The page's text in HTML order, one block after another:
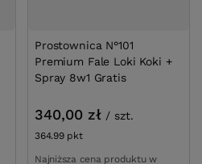
Prostownica N°101
Premium Fale Loki Koki +
Spray 8w1 Gratis
340,00 zł / szt.
364.99 pktpunktów
Najniższa cena produktu w